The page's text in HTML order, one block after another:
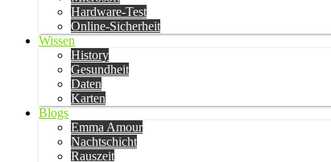
Hardware-Test
Online-Sicherheit
Wissen
History
Gesundheit
Daten
Karten
Blogs
Emma Amour
Nachtschicht
Rauszeit